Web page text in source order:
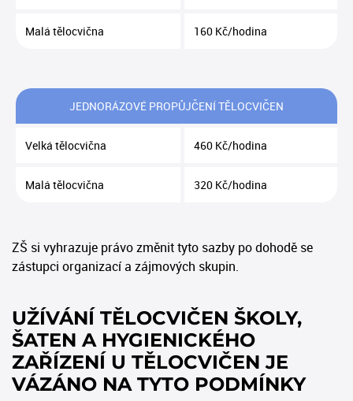
Malá tělocvična 160 Kč/hodina
JEDNORÁZOVÉ PROPŮJČENÍ TĚLOCVIČEN
Velká tělocvična 460 Kč/hodina
Malá tělocvična 320 Kč/hodina
ZŠ si vyhrazuje právo změnit tyto sazby po dohodě se
zástupci organizací a zájmových skupin.
UŽÍVÁNÍ TĚLOCVIČEN ŠKOLY,
ŠATEN A HYGIENICKÉHO
ZAŘÍZENÍ U TĚLOCVIČEN JE
VÁZÁNO NA TYTO PODMÍNKY